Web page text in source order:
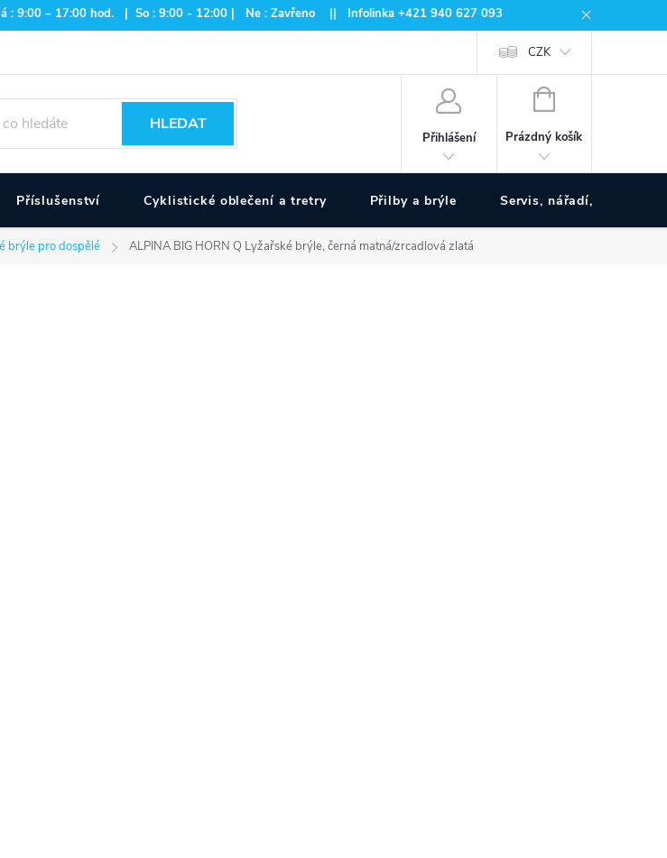
– 17:00 hod. | So : 9:00 - 12:00 | Ne : Zavřeno || Infolinka +421 940 627 093
CZK
HLEDAT
Přihlášení
NÁKUPNÍ
Prázdný košík
Příslušenství Cyklistické oblečení a tretry Přilby a brýle Servis, nářadí, pumpy
brýle pro dospělé ALPINA BIG HORN Q Lyžařské brýle, černá matná/zrcadlová zlatá